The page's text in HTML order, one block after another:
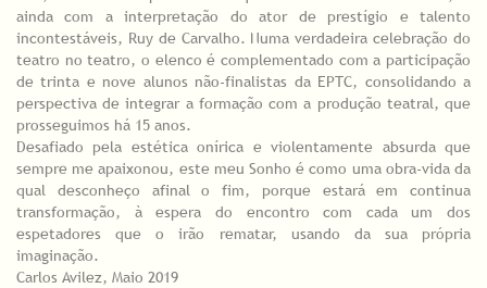
ainda com a interpretação do ator de prestígio e talento
incontestáveis, Ruy de Carvalho. Numa verdadeira celebração do
teatro no teatro, o elenco é complementado com a participação
de trinta e nove alunos não-finalistas da EPTC, consolidando a
perspectiva de integrar a formação com a produção teatral, que
prosseguimos há 15 anos.
Desafiado pela estética onírica e violentamente absurda que
sempre me apaixonou, este meu Sonho é como uma obra-vida da
qual desconheço afinal o fim, porque estará em continua
transformação, à espera do encontro com cada um dos
espetadores que o irão rematar, usando da sua própria
imaginação.
Carlos Avilez, Maio 2019